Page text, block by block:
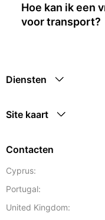
Hoe kan ik een
voor transport?
Diensten
Site kaart
Contacten
Cyprus:
Portugal:
United Kingdom: